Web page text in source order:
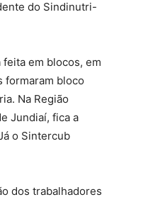
do Sindinutri-
em blocos, em
formaram bloco
Na Região
Jundiaí, fica a
o Sintercub
dos trabalhadores